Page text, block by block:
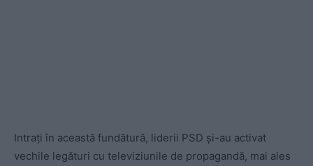
Intrați în această fundătură, liderii PSD și-au activat
vechile legături cu televiziunile de propagandă, mai ales